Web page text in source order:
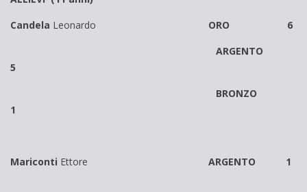
Candela Leonardo ORO 6
ARGENTO
5
BRONZO
1
Mariconti Ettore ARGENTO 1